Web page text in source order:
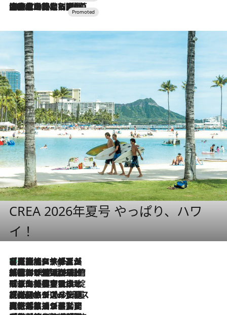
2026.7.10
NEW OPEN！【界 草津】名湯の地に誕生。趣の異なる2種の温泉と上州ならではの会席・蕎麦割烹など美食を味わう究極の癒やし旅
CREA 2026年夏号 やっぱり、ハワ
イ！
6 Hours Ago
【厳選旅コスメ】「多機能アイテムがメイン！」旅好き美容エディターが選んだ夏旅ベストコスメを発表【Mサイズジップ】
2026.8.6
「荷物が増えるほど旅ストレスは増す」美容ジャーナリストがたどり着いた最終結論。“化粧品を劇的に減らす”感動の凝縮美容とは
2026.8.6
「旅先には金髪ウィッグを持参」日本と同じメイクでは損してる!? 美容ジャーナリストが提案する“掟破りの旅美容”とは
2026.8.6
【厳選旅コスメ】「身軽さ＆UV対策重視！」ヘアアーティストshucoが選んだ夏旅ベストコスメを発表【Mサイズジップ】
2026.8.5
【厳選旅コスメ】国内をあちこち移動する河井菜摘が選んだ夏旅ベストコスメ発表！「リラックスアイテムはマスト」【Mサイズジップ】